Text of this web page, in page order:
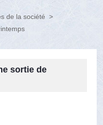
de la société >
sortie de